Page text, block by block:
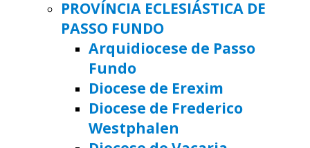
PROVÍNCIA ECLESIÁSTICA DE
PASSO FUNDO
Arquidiocese de Passo
Fundo
Diocese de Erexim
Diocese de Frederico
Westphalen